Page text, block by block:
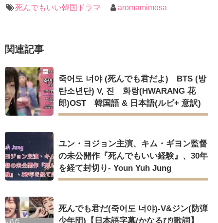
キム・レウォンの影絵遊び！？「黒騎士～永遠の約束～」メイ
キングを一部公開（DVD-SET2特典映像より）
Powered by livedoor 相互RSS
幻の王女チャミョンゴ エンディング
か」出演で話題 Big News TV
Powered by livedoor 相互RSS
死んでもいい韓国ドラマ aromamimosa
関連記事
죽어도 너야 (死んでも君だよ) BTS (방
탄소년단) V, 진 화랑(HWARANG 花
郎)OST 韓国語 & 日本語(ルビ+ 意訳)
ユン・ヨジョン主演、キム・ギヨン監督
の未公開作『死んでもいい経験』、30年
を経て封切り- Youn Yuh Jung
死んでも君だ(죽어도 너야)-V&ジン(防弾
少年団)【日本語字幕/かなるび/歌詞】